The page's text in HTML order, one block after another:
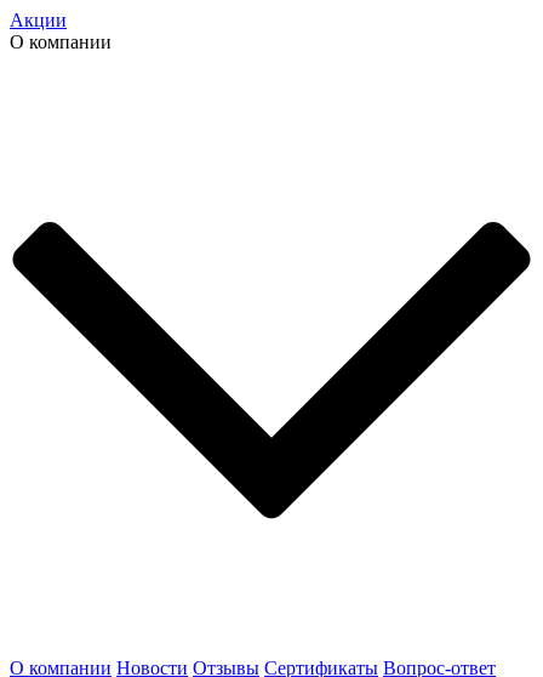
Акции
О компании
О компании Новости Отзывы Сертификаты Вопрос-ответ